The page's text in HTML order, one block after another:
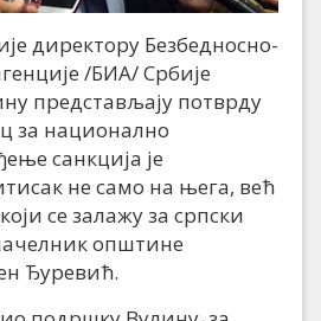
директору Безбедносно-
/БИА/ Србије
представљају потврду
за национално
санкција је
не само на њега, већ
се залажу за српски
општине
Ђуревић.